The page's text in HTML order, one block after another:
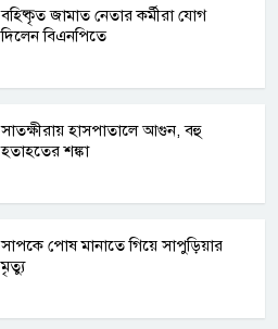
বহিষ্কৃত জামাত নেতার কর্মীরা যোগ
দিলেন বিএনপিতে
সাতক্ষীরায় হাসপাতালে আগুন, বহু
হতাহতের শঙ্কা
সাপকে পোষ মানাতে গিয়ে সাপুড়িয়ার
মৃত্যু